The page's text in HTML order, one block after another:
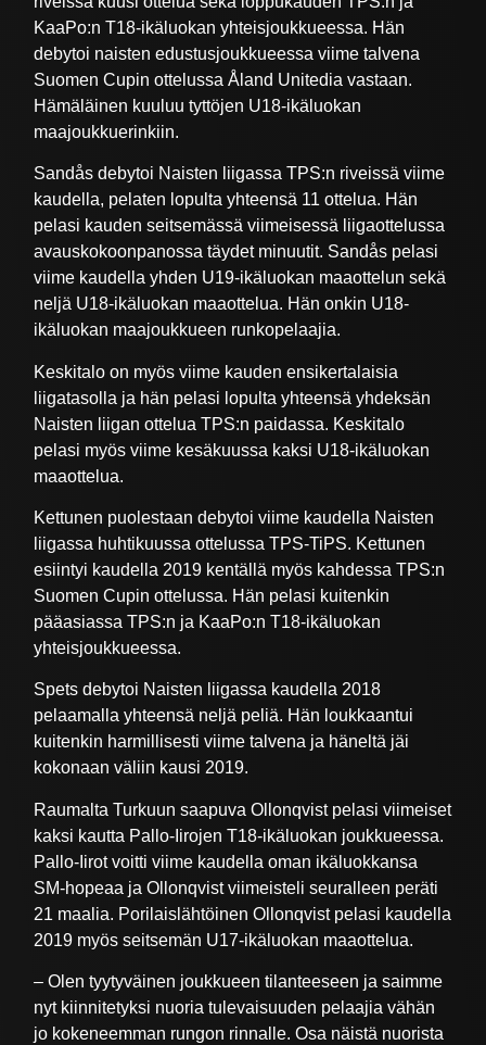
KaaPo:n T18-ikäluokan yhteisjoukkueessa. Hän
debytoi naisten edustusjoukkueessa viime talvena
Suomen Cupin ottelussa Åland Unitedia vastaan.
Hämäläinen kuuluu tyttöjen U18-ikäluokan
maajoukkuerinkiin.
Sandås debytoi Naisten liigassa TPS:n riveissä viime
kaudella, pelaten lopulta yhteensä 11 ottelua. Hän
pelasi kauden seitsemässä viimeisessä liigaottelussa
avauskokoonpanossa täydet minuutit. Sandås pelasi
viime kaudella yhden U19-ikäluokan maaottelun sekä
neljä U18-ikäluokan maaottelua. Hän onkin U18-
ikäluokan maajoukkueen runkopelaajia.
Keskitalo on myös viime kauden ensikertalaisia
liigatasolla ja hän pelasi lopulta yhteensä yhdeksän
Naisten liigan ottelua TPS:n paidassa. Keskitalo
pelasi myös viime kesäkuussa kaksi U18-ikäluokan
maaottelua.
Kettunen puolestaan debytoi viime kaudella Naisten
liigassa huhtikuussa ottelussa TPS-TiPS. Kettunen
esiintyi kaudella 2019 kentällä myös kahdessa TPS:n
Suomen Cupin ottelussa. Hän pelasi kuitenkin
pääasiassa TPS:n ja KaaPo:n T18-ikäluokan
yhteisjoukkueessa.
Spets debytoi Naisten liigassa kaudella 2018
pelaamalla yhteensä neljä peliä. Hän loukkaantui
kuitenkin harmillisesti viime talvena ja häneltä jäi
kokonaan väliin kausi 2019.
Raumalta Turkuun saapuva Ollonqvist pelasi viimeiset
kaksi kautta Pallo-Iirojen T18-ikäluokan joukkueessa.
Pallo-Iirot voitti viime kaudella oman ikäluokkansa
SM-hopeaa ja Ollonqvist viimeisteli seuralleen peräti
21 maalia. Porilaislähtöinen Ollonqvist pelasi kaudella
2019 myös seitsemän U17-ikäluokan maaottelua.
– Olen tyytyväinen joukkueen tilanteeseen ja saimme
nyt kiinnitetyksi nuoria tulevaisuuden pelaajia vähän
jo kokeneemman rungon rinnalle. Osa näistä nuorista